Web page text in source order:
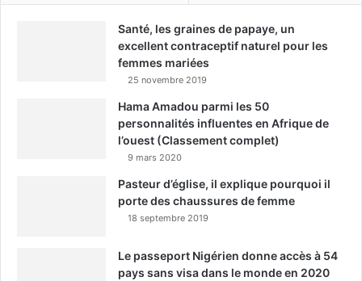
Santé, les graines de papaye, un
excellent contraceptif naturel pour les
femmes mariées
25 novembre 2019
Hama Amadou parmi les 50
personnalités influentes en Afrique de
l’ouest (Classement complet)
9 mars 2020
Pasteur d’église, il explique pourquoi il
porte des chaussures de femme
18 septembre 2019
Le passeport Nigérien donne accès à 54
pays sans visa dans le monde en 2020